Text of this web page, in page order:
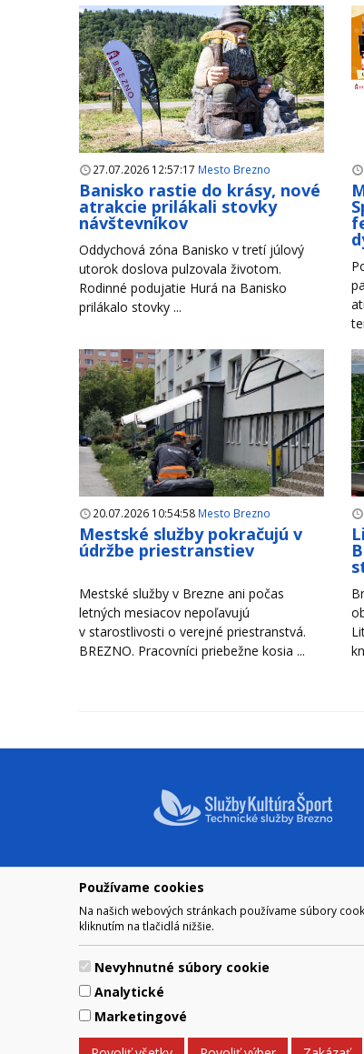
Používame cookies
Na našich webových stránkach používame súbory
kliknutím na tlačidlá nižšie.
Nevyhnutné súbory cookie
Analytické
Marketingové
27.07.2026 12:57:17 Mesto Brezno
Banisko rastie do krásy, nové
atrakcie prilákali stovky
návštevníkov
Oddychová zóna Banisko v tretí júlový
utorok doslova pulzovala životom.
Rodinné podujatie Hurá na Banisko
prilákalo stovky ...
20.07.2026 10:54:58 Mesto Brezno
Mestské služby pokračujú v
údržbe priestranstiev
Mestské služby v Brezne ani počas
letných mesiacov nepoľavujú
v starostlivosti o verejné priestranstvá.
BREZNO. Pracovníci priebežne kosia ...
NAVIGÁCIA
Mesto Brezno
Samospráva
Kultúra a šport
© 2017 Mesto